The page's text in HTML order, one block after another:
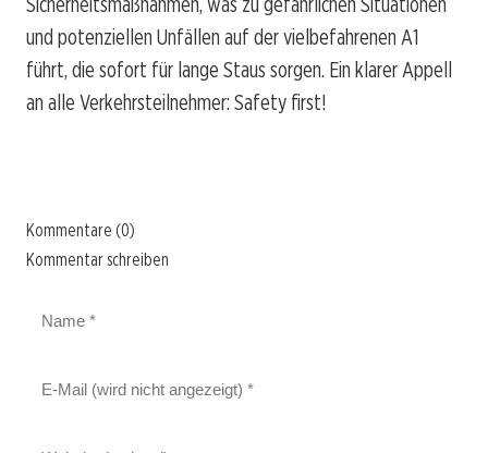
und potenziellen Unfällen auf der vielbefahrenen A1
führt, die sofort für lange Staus sorgen. Ein klarer Appell
an alle Verkehrsteilnehmer: Safety first!
Kommentare (0)
Kommentar schreiben